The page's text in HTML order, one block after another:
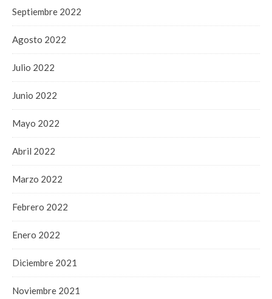
Septiembre 2022
Agosto 2022
Julio 2022
Junio 2022
Mayo 2022
Abril 2022
Marzo 2022
Febrero 2022
Enero 2022
Diciembre 2021
Noviembre 2021